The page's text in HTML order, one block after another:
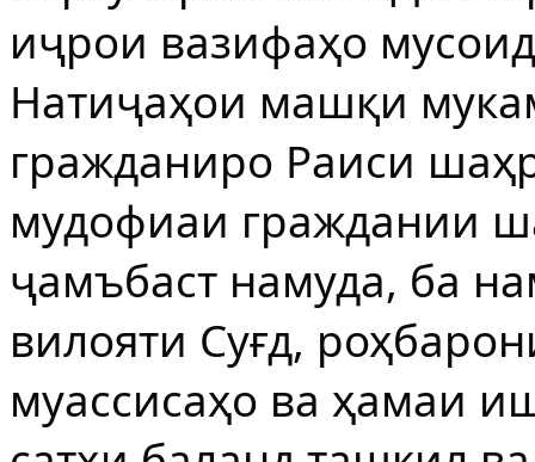
иҷрои вазифаҳо
Натиҷаҳои машқи
гражданиро Раиси
мудофиаи граждании
ҷамъбаст намуда, ба
вилояти Суғд,
муассисаҳо ва ҳамаи